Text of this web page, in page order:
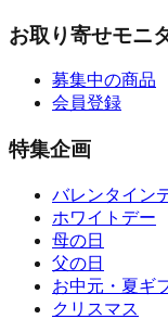
お取り寄せモニ
募集中の商品
会員登録
特集企画
バレンタイン
ホワイトデー
母の日
父の日
お中元・夏ギ
クリスマス